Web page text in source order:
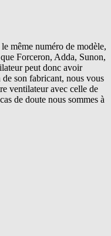
même numéro de modèle,
Forceron, Adda, Sunon,
peut donc avoir
son fabricant, nous vous
ventilateur avec celle de
de doute nous sommes à